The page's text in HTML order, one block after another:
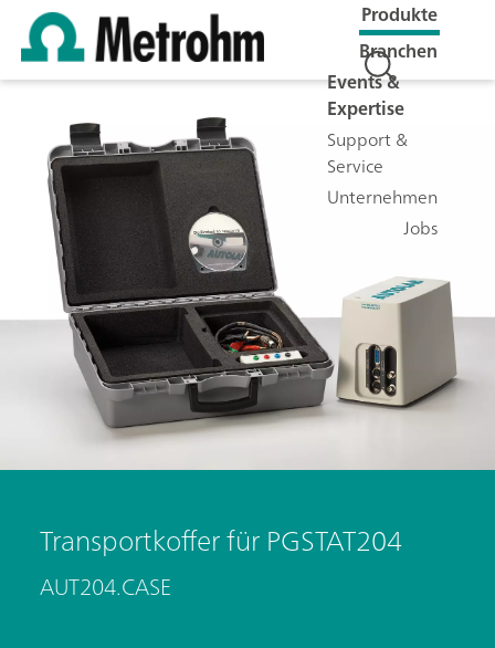
Produkte
Branchen
Events &
Expertise
Support &
Service
Unternehmen
Jobs
Transportkoffer für PGSTAT204
AUT204.CASE